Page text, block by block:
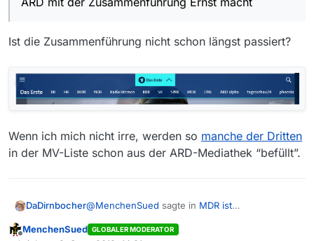
Ist die Zusammenführung nicht schon längst passiert?
Wenn ich mich nicht irre, werden so manche der Dritten
in der MV-Liste schon aus der ARD-Mediathek “befüllt”.
DaDirnbocher@MenchenSued sagte in MDR ist
MenchenSued GLOBALER MODERATOR